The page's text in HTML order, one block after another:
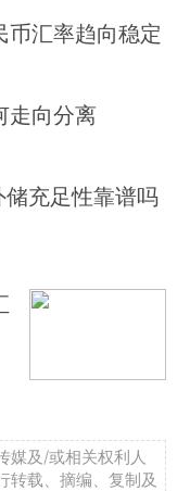
币汇率趋向稳定
走向分离
充足性靠谱吗
媒及/或相关权利人
转载、摘编、复制及